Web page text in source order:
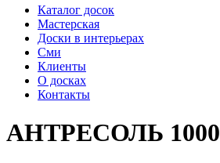
Каталог досок
Мастерская
Доски в интерьерах
Сми
Клиенты
О досках
Контакты
АНТРЕСОЛЬ 1000